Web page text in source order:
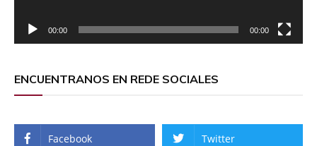
00:00 00:00
ENCUENTRANOS EN REDE SOCIALES
Facebook Twitter